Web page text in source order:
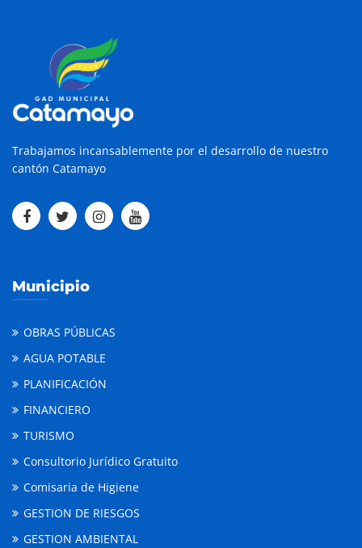
Trabajamos incansablemente por el desarrollo de nuestro
cantón Catamayo
Municipio
OBRAS PÚBLICAS
AGUA POTABLE
PLANIFICACIÓN
FINANCIERO
TURISMO
Consultorio Jurídico Gratuito
Comisaria de Higiene
GESTION DE RIESGOS
GESTION AMBIENTAL